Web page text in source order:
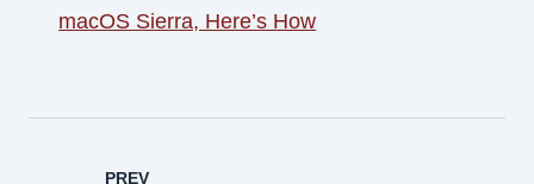
macOS Sierra, Here’s How
PREV